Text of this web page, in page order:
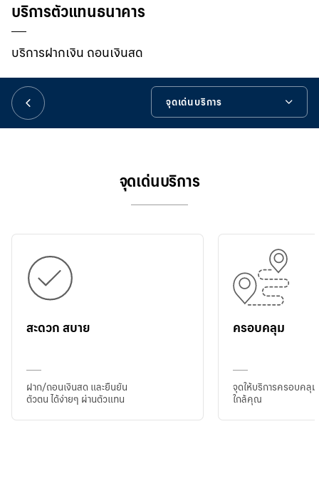
เกี่ยวกับธนาคารกรุงเทพ
華人事務
บริการตัวแทนธนาคาร
บริการฝากเงิน ถอนเงินสด
จุดเด่นบริการ
บริการฝาก/ถอนเงินสด
บริการยืนยันตัวตน
บริการผ่านตัวแทนธนาคาร
จุดเด่นบริการ
สะดวก สบาย
ฝาก/ถอนเงินสด และยืนยัน
ตัวตน ได้ง่ายๆ ผ่านตัวแทน
ครอบคลุม
จุดให้บริการครอบคลุ
ใกล้คุณ